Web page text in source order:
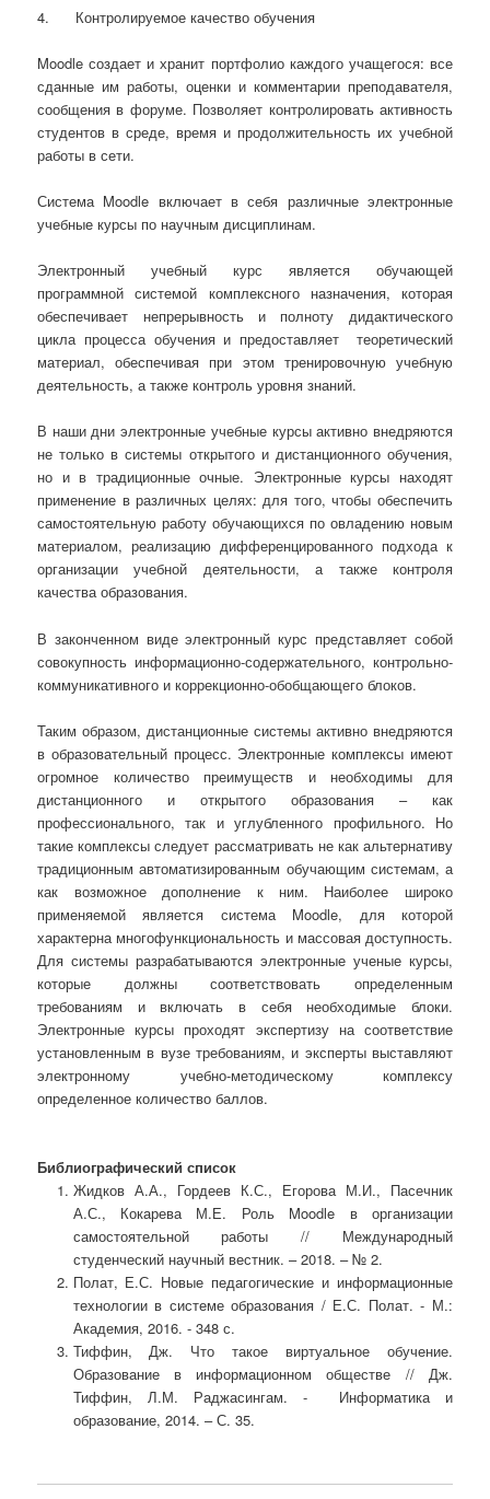
4. Контролируемое качество обучения
Moodle создает и хранит портфолио каждого учащегося: все
сданные им работы, оценки и комментарии преподавателя,
сообщения в форуме. Позволяет контролировать активность
студентов в среде, время и продолжительность их учебной
работы в сети.
Система Moodle включает в себя различные электронные
учебные курсы по научным дисциплинам.
Электронный учебный курс является обучающей
программной системой комплексного назначения, которая
обеспечивает непрерывность и полноту дидактического
цикла процесса обучения и предоставляет теоретический
материал, обеспечивая при этом тренировочную учебную
деятельность, а также контроль уровня знаний.
В наши дни электронные учебные курсы активно внедряются
не только в системы открытого и дистанционного обучения,
но и в традиционные очные. Электронные курсы находят
применение в различных целях: для того, чтобы обеспечить
самостоятельную работу обучающихся по овладению новым
материалом, реализацию дифференцированного подхода к
организации учебной деятельности, а также контроля
качества образования.
В законченном виде электронный курс представляет собой
совокупность информационно-содержательного, контрольно-
коммуникативного и коррекционно-обобщающего блоков.
Таким образом, дистанционные системы активно внедряются
в образовательный процесс. Электронные комплексы имеют
огромное количество преимуществ и необходимы для
дистанционного и открытого образования – как
профессионального, так и углубленного профильного. Но
такие комплексы следует рассматривать не как альтернативу
традиционным автоматизированным обучающим системам, а
как возможное дополнение к ним. Наиболее широко
применяемой является система Moodle, для которой
характерна многофункциональность и массовая доступность.
Для системы разрабатываются электронные ученые курсы,
которые должны соответствовать определенным
требованиям и включать в себя необходимые блоки.
Электронные курсы проходят экспертизу на соответствие
установленным в вузе требованиям, и эксперты выставляют
электронному учебно-методическому комплексу
определенное количество баллов.
Библиографический список
Жидков А.А., Гордеев К.С., Егорова М.И., Пасечник
А.С., Кокарева М.Е. Роль Moodle в организации
самостоятельной работы // Международный
студенческий научный вестник. – 2018. – № 2.
Полат, Е.С. Новые педагогические и информационные
технологии в системе образования / Е.С. Полат. - М.:
Академия, 2016. - 348 с.
Тиффин, Дж. Что такое виртуальное обучение.
Образование в информационном обществе // Дж.
Тиффин, Л.М. Раджасингам. - Информатика и
образование, 2014. – С. 35.